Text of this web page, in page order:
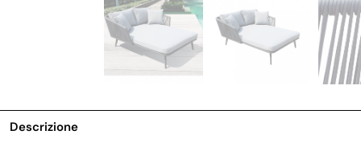
Descrizione